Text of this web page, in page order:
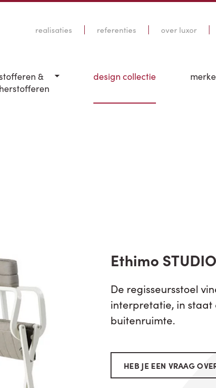
realisaties referenties over luxor
&
herstofferen
design collectie
Ethimo
De regisseursstoel
interpretatie, in staat
buitenruimte.
HEB JE EEN VRAAG